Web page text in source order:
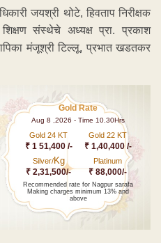
जयश्री थोटे, हिवताप निरीक्षक
संस्थेचे अध्यक्ष प्रा. प्रकाश
मंजूश्री टिल्लू, प्रभात खडतकर
Gold Rate
Aug 8 ,2026 - Time 10.30Hrs
Gold 24 KT
₹ 1 51,400 /-
Gold 22 KT
₹ 1,40,400 /-
Silver/Kg
₹ 2,31,500/-
Platinum
₹ 88,000/-
Recommended rate for Nagpur sarafa
Making charges minimum 13% and
above